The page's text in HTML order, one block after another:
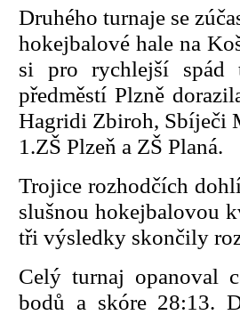
Druhého turnaje se
hokejbalové hale na
si pro rychlejší spád
předměstí Plzně
Hagridi Zbiroh, Sbíječi
1.ZŠ Plzeň a ZŠ Planá.
Trojice rozhodčích
slušnou hokejbalovou
tři výsledky skončily
Celý turnaj opanoval
bodů a skóre 28:13.